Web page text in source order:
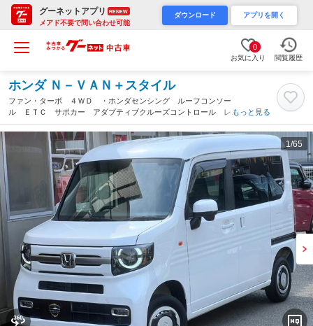
グーネットアプリ RENEW
メアド不要で問い合わせ可能
ダウンロード アプリを開く
0
お気に入り 閲覧履歴
ホンダ Ｎ－ＶＡＮ＋スタイル
ファン・ターボ ４ＷＤ ・ホンダセンシング ルーフコンソー
ル ＥＴＣ サポカー アダプティブクルーズコントロール レー
ンアシスト 衝突被害軽減ブレーキ オートＡＣ 車中泊 フルフ
ラット スマートキー キーレス 最上級グレード（埼玉県）
もっと見る
1 /65